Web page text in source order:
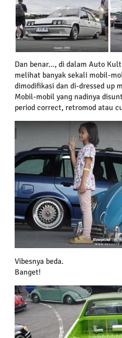
Dan benar…, di dalam Auto
melihat banyak sekali mobil-
dimodifikasi dan di-dressed up
Mobil-mobil yang nadinya
period correct, retromod atau
Vibesnya beda.
Banget!